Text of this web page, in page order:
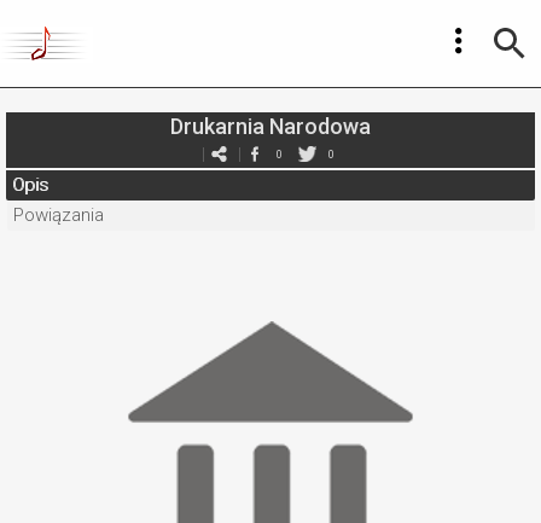
Drukarnia Narodowa
0 0
Opis
Powiązania